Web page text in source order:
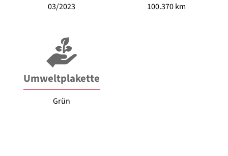
03/2023 100.370 km
Umweltplakette
Grün